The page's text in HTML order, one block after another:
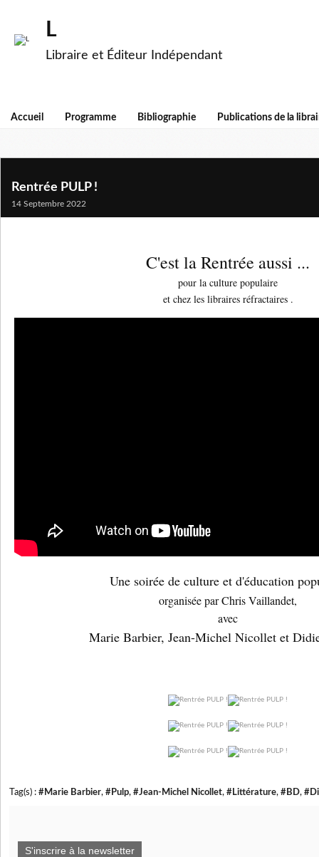
L
Libraire et Éditeur Indépendant
Accueil Programme Bibliographie Publications de la
Rentrée PULP !
14 Septembre 2022
C'est la Rentrée aussi ...
pour la culture populaire
et chez les libraires réfractaires .
Une soirée de culture et d'éducation
organisée par Chris Vaillandet,
avec
Marie Barbier, Jean-Michel Nicollet et
Tag(s) : #Marie Barbier, #Pulp, #Jean-Michel Nicollet, #Littérature, #BD,
S'inscrire à la newsletter